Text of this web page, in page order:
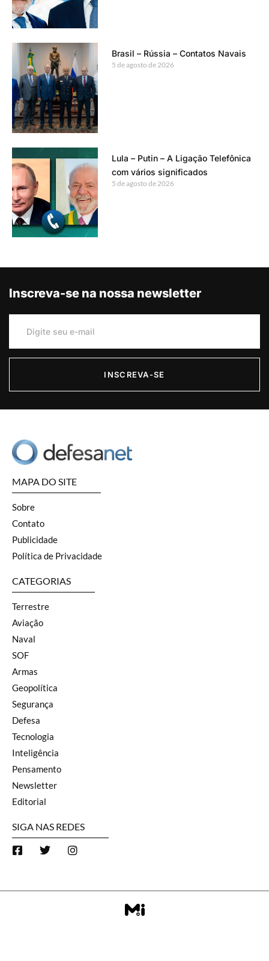
Brasil – Rússia – Contatos Navais
5 de agosto de 2026
Lula – Putin – A Ligação Telefônica
com vários significados
5 de agosto de 2026
Inscreva-se na nossa newsletter
INSCREVA-SE
MAPA DO SITE
Sobre
Contato
Publicidade
Política de Privacidade
CATEGORIAS
Terrestre
Aviação
Naval
SOF
Armas
Geopolítica
Segurança
Defesa
Tecnologia
Inteligência
Pensamento
Newsletter
Editorial
SIGA NAS REDES